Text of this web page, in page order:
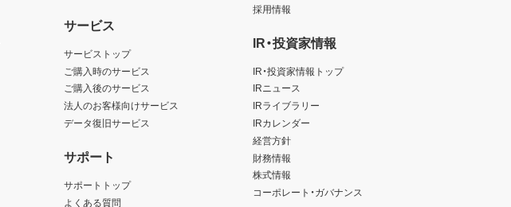
サービス
サービストップ
ご購入時のサービス
ご購入後のサービス
法人のお客様向けサービス
データ復旧サービス
サポート
サポートトップ
よくある質問
採用情報
IR・投資家情報
IR・投資家情報トップ
IRニュース
IRライブラリー
IRカレンダー
経営方針
財務情報
株式情報
コーポレート・ガバナンス